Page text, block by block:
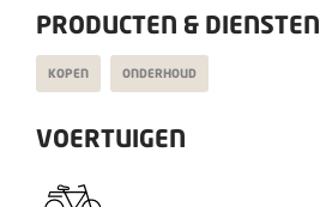
PRODUCTEN & DIENSTEN
KOPEN ONDERHOUD
VOERTUIGEN